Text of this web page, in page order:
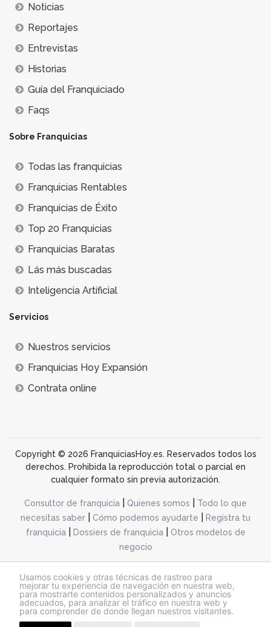
Usamos cookies y otras técnicas de rastreo para
mejorar tu experiencia de navegación en nuestra web,
para mostrarte contenidos personalizados y anuncios
adecuados, para analizar el tráfico en nuestra web y
para comprender de donde llegan nuestros visitantes.
Noticias
Reportajes
Entrevistas
Historias
Guía del Franquiciado
Faqs
Sobre Franquicias
Todas las franquicias
Franquicias Rentables
Franquicias de Éxito
Top 20 Franquicias
Franquicias Baratas
Lás más buscadas
Inteligencia Artificial
Servicios
Nuestros servicios
Franquicias Hoy Expansión
Contrata online
Copyright © 2026 FranquiciasHoy.es. Reservados todos los
derechos. Prohibida la reproducción total o parcial en
cualquier formato sin previa autorización.
Consultor de franquicia Quienes somos
Todo lo que
necesitas saber
Cómo podemos ayudarte
Registra tu
franquicia| Dossiers de franquicia|
Otros modelos de
negocio
@franquiciashoy.es |Aviso legal| Política de cookies|Política de privacidad